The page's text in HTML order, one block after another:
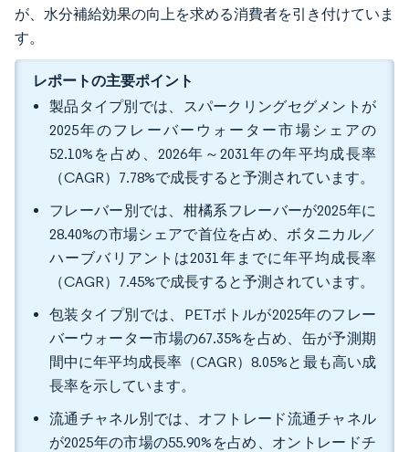
が、水分補給効果の向上を求める消費者を引き付けていま
す。
レポートの主要ポイント
製品タイプ別では、スパークリングセグメントが
2025年のフレーバーウォーター市場シェアの
52.10%を占め、2026年～2031年の年平均成長率
（CAGR）7.78%で成長すると予測されています。
フレーバー別では、柑橘系フレーバーが2025年に
28.40%の市場シェアで首位を占め、ボタニカル／
ハーブバリアントは2031年までに年平均成長率
（CAGR）7.45%で成長すると予測されています。
包装タイプ別では、PETボトルが2025年のフレー
バーウォーター市場の67.35%を占め、缶が予測期
間中に年平均成長率（CAGR）8.05%と最も高い成
長率を示しています。
流通チャネル別では、オフトレード流通チャネル
が2025年の市場の55.90%を占め、オントレードチ